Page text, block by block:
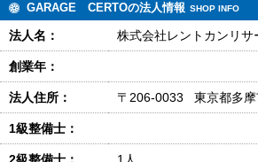
GARAGE CERTOの法人情報 SHOP INFO
法人名： 株式会社レントカンリサ
創業年：
法人住所： 〒206-0033 東京都多
1級整備士：